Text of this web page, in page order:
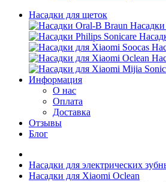
Насадки для щеток
Информация
О нас
Оплата
Доставка
Отзывы
Блог
Насадки для электрических
Насадки для Xiaomi Oclean